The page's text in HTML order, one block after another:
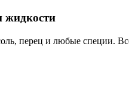
жидкости
перец и любые специи.